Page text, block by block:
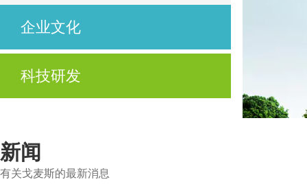
企业文化
优质、高效，用心服务为客户
科技研发
技术服务人员。
新闻
有关戈麦斯的最新消息